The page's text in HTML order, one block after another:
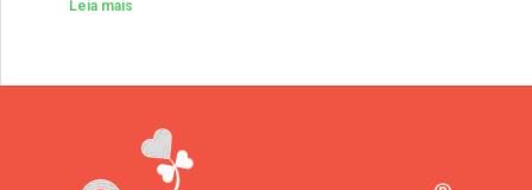
Leia mais